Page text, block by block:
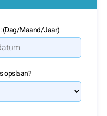
(Dag/Maand/Jaar)
opslaan?